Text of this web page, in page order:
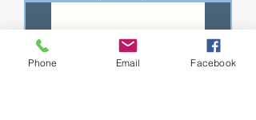
Phone Email Facebook